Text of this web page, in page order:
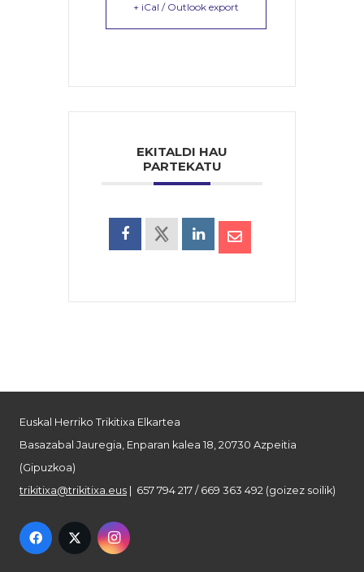
+ iCal / Outlook export
EKITALDI HAU
PARTEKATU
Euskal Herriko Trikitixa Elkartea
Basazabal Jauregia, Enparan kalea 18, 20730 Azpeitia
(Gipuzkoa)
trikitixa@trikitixa.eus | 657 794 217 / 669 363 492 (goizez soilik)